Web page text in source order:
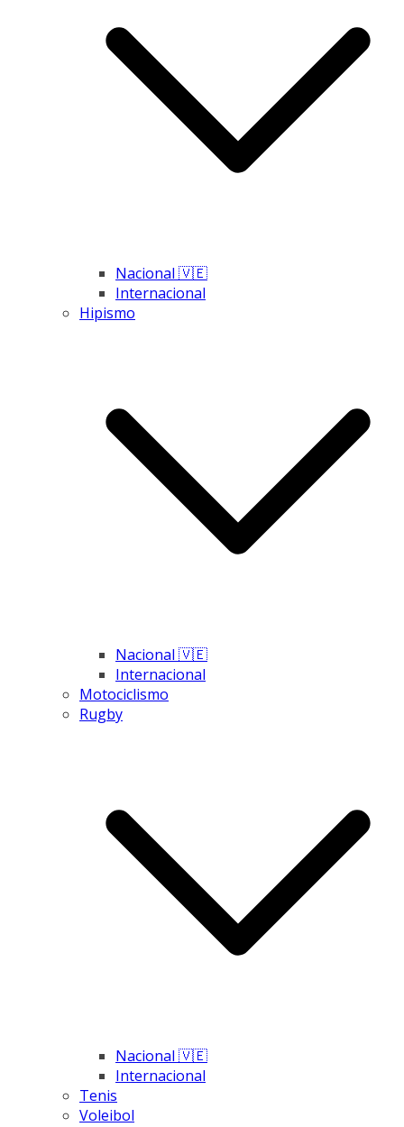
Nacional 🇻🇪
Internacional
Hipismo
Nacional 🇻🇪
Internacional
Motociclismo
Rugby
Nacional 🇻🇪
Internacional
Tenis
Voleibol